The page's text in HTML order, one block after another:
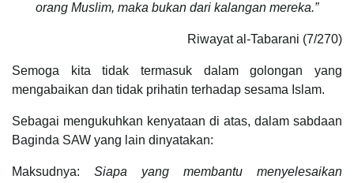
orang Muslim, maka bukan dari kalangan mereka.”
Riwayat al-Tabarani (7/270)
Semoga kita tidak termasuk dalam golongan yang
mengabaikan dan tidak prihatin terhadap sesama Islam.
Sebagai mengukuhkan kenyataan di atas, dalam sabdaan
Baginda SAW yang lain dinyatakan:
Maksudnya: Siapa yang membantu menyelesaikan